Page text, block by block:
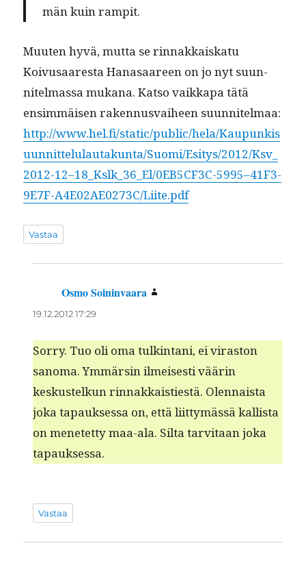
män kuin rampit.
Muuten hyvä, mut­ta se rin­nakkaiskatu
Koivusaares­ta Hanasaa­reen on jo nyt suun­
nitel­mas­sa mukana. Kat­so vaikka­pa tätä
ensim­mäisen raken­nus­vai­heen suun­nitel­maa:
http://www.hel.fi/static/public/hela/Kaupunkis
uunnittelulautakunta/Suomi/Esitys/2012/Ksv_
2012-12–18_Kslk_36_El/0EB5CF3C-5995–41F3-
9E7F-A4E02AE0273C/Liite.pdf
Vastaa
Osmo Soininvaara
19.12.2012 17:29
Sor­ry. Tuo oli oma tulk­in­tani, ei viras­ton
sanoma. Ymmärsin ilmeis­es­ti väärin
keskustelkun rin­nakkaisti­estä. Olen­naista
joka tapauk­ses­sa on, että liit­tymässä kallista
on menetet­ty maa-ala. Sil­ta tarvi­taan joka
tapauksessa.
Vastaa